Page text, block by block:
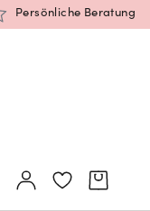
Persönliche Beratung